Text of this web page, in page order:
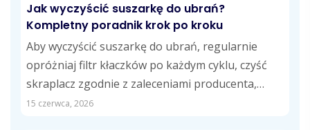
Jak wyczyścić suszarkę do ubrań?
Kompletny poradnik krok po kroku
Aby wyczyścić suszarkę do ubrań, regularnie
opróżniaj filtr kłaczków po każdym cyklu, czyść
skraplacz zgodnie z zaleceniami producenta,
opróżniaj zbiornik...
15 czerwca, 2026